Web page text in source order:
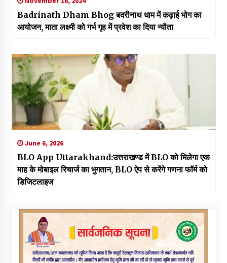
Badrinath Dham Bhog बदरीनाथ धाम में कढ़ाई भोग का
आयोजन, माता लक्ष्मी को गर्भ गृह में प्रवेश का दिया न्यौता
June 6, 2026
BLO App Uttarakhand:उत्तराखण्ड में BLO को मिलेगा एक
माह के मोबाइल रिचार्ज का भुगतान, BLO ऐप से करेंगे गणना फॉर्म को
डिजिटलाइज